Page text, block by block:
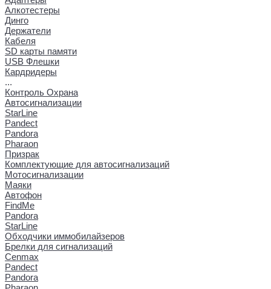
Алкотестеры
Динго
Держатели
Кабеля
SD карты памяти
USB Флешки
Кардридеры
...
Контроль Охрана
Автосигнализации
StarLine
Pandect
Pandora
Pharaon
Призрак
Комплектующие для автосигнализаций
Мотосигнализации
Маяки
Автофон
FindMe
Pandora
StarLine
Обходчики иммобилайзеров
Брелки для сигнализаций
Cenmax
Pandect
Pandora